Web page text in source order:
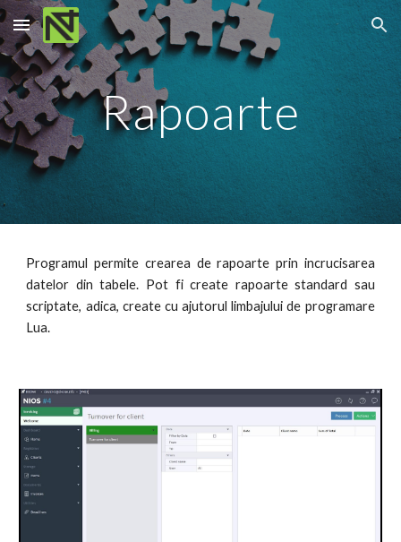
Skip to main content Skip to navigation
Rapoarte
Programul permite crearea de rapoarte prin incrucisarea
datelor din tabele. Pot fi create rapoarte standard sau
scriptate, adica, create cu ajutorul limbajului de programare
Lua.